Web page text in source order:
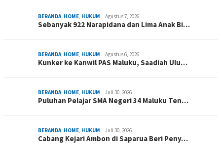
BERANDA, HOME, HUKUM Agustus 7, 2026
Sebanyak 922 Narapidana dan Lima Anak Bi…
BERANDA, HOME, HUKUM Agustus 6, 2026
Kunker ke Kanwil PAS Maluku, Saadiah Ulu…
BERANDA, HOME, HUKUM Juli 30, 2026
Puluhan Pelajar SMA Negeri 34 Maluku Ten…
BERANDA, HOME, HUKUM Juli 30, 2026
Cabang Kejari Ambon di Saparua Beri Peny…